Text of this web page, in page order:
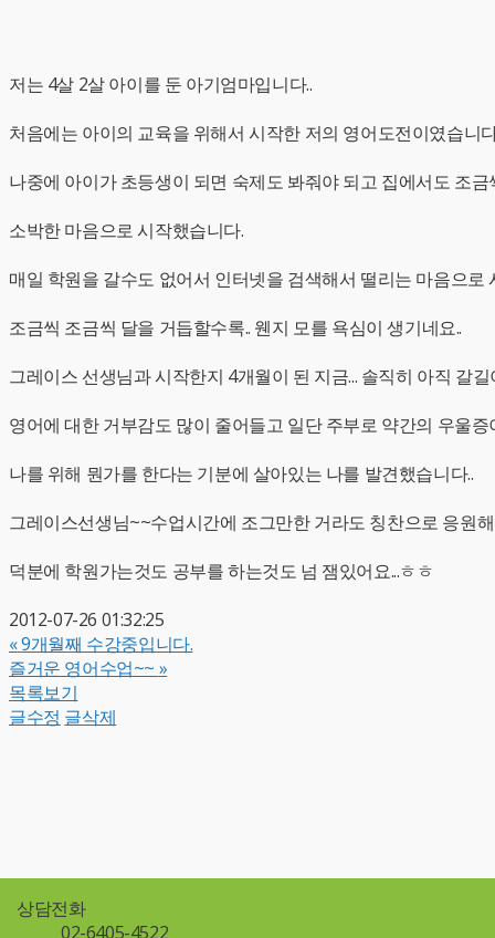
저는 4살 2살 아이를 둔 아기엄마입니다..
처음에는 아이의 교육을 위해서 시작한 저의 영어도전이였습니
나중에 아이가 초등생이 되면 숙제도 봐줘야 되고 집에서도 조
소박한 마음으로 시작했습니다.
매일 학원을 갈수도 없어서 인터넷을 검색해서 떨리는 마음으로
조금씩 조금씩 달을 거듭할수록.. 웬지 모를 욕심이 생기네요..
그레이스 선생님과 시작한지 4개월이 된 지금... 솔직히 아직 갈
영어에 대한 거부감도 많이 줄어들고 일단 주부로 약간의 우울
나를 위해 뭔가를 한다는 기분에 살아있는 나를 발견했습니다..
그레이스선생님~~수업시간에 조그만한 거라도 칭찬으로 응원
덕분에 학원가는것도 공부를 하는것도 넘 잼있어요...ㅎㅎ
2012-07-26 01:32:25
«9개월째 수강중입니다.
즐거운 영어수업~~ »
목록보기
글수정 글삭제
상담전화
02-6405-4522